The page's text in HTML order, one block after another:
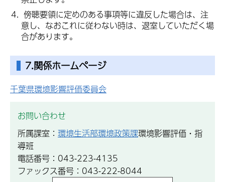
傍聴要領に定めのある事項等に違反した場合は、注
意し、なおこれに従わない時は、退室していただく場
合があります。
7.関係ホームページ
千葉県環境影響評価委員会
お問い合わせ
所属課室： 環境生活部環境政策課環境影響評価・指
導班
電話番号：043-223-4135
ファックス番号：043-222-8044